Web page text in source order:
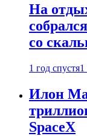
На
со
1 год спустя1
Илон
SpaceX